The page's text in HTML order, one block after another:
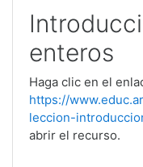
enteros
Haga clic en el
https://
leccion-
abrir el recurso.